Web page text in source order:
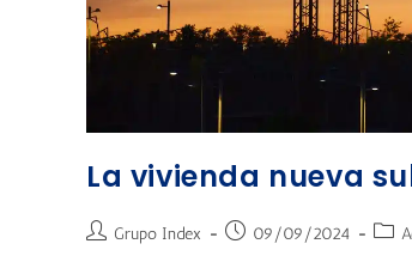
La vivienda nueva
Grupo Index 09/09/2024